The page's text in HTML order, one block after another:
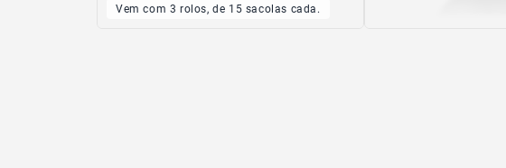
Vem com 3 rolos, de 15 sacolas cada.